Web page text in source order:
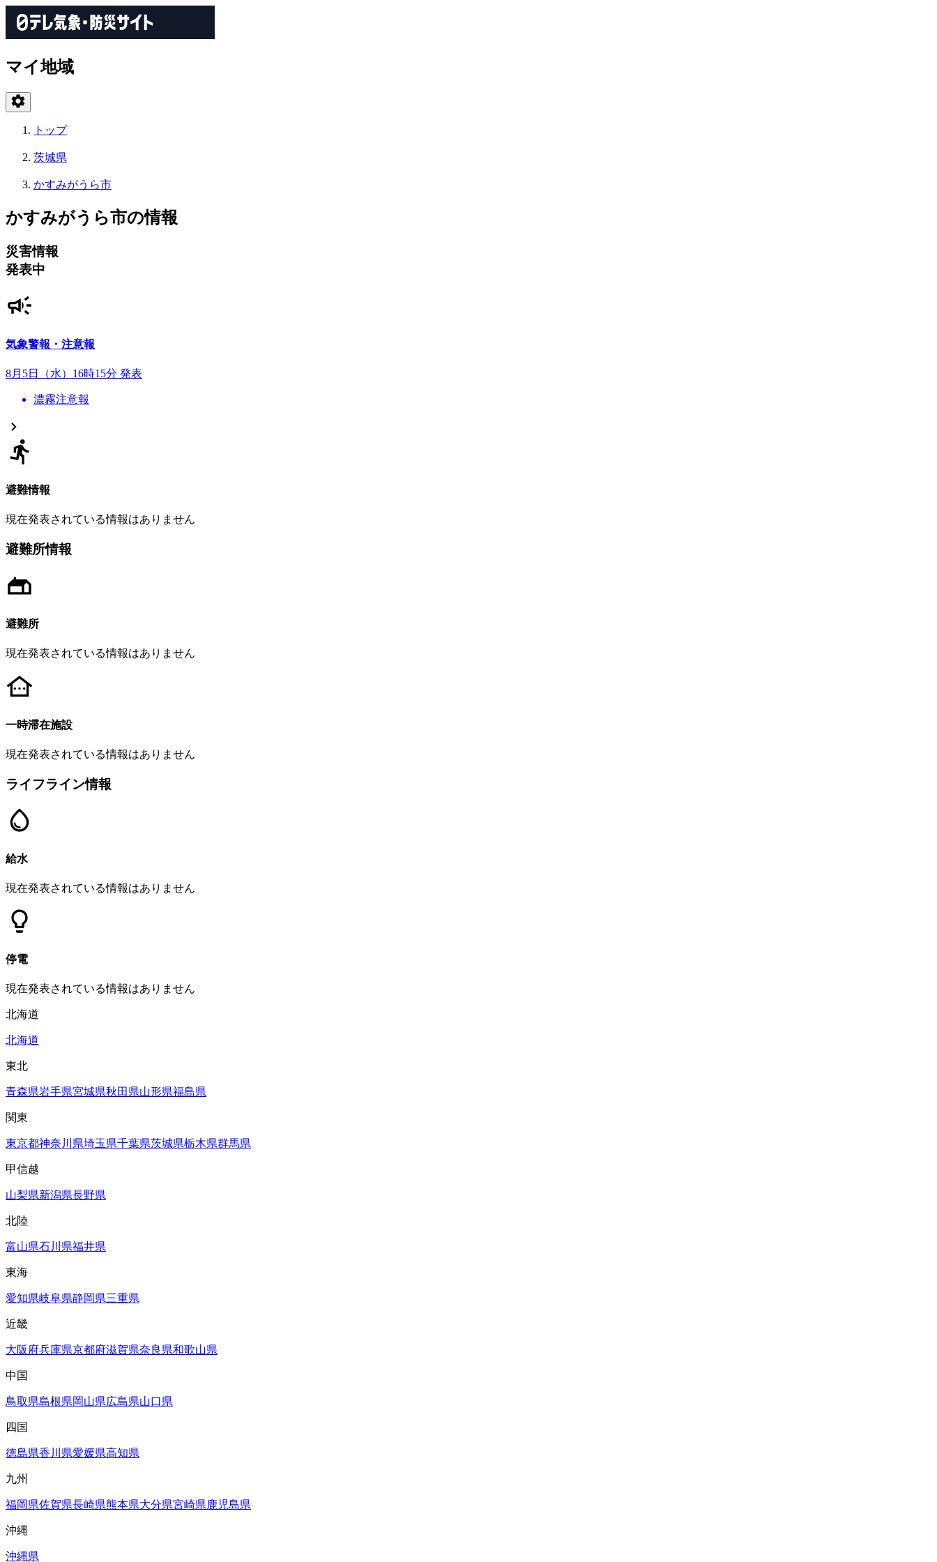
マイ地域
トップ
茨城県
かすみがうら市
かすみがうら市の情報
災害情報
発表中
気象警報・注意報
8月5日（水）16時15分 発表
濃霧注意報
避難情報
現在発表されている情報はありません
避難所情報
避難所
現在発表されている情報はありません
一時滞在施設
現在発表されている情報はありません
ライフライン情報
給水
現在発表されている情報はありません
停電
現在発表されている情報はありません
北海道
北海道
東北
青森県岩手県宮城県秋田県山形県福島県
関東
東京都神奈川県埼玉県千葉県茨城県栃木県群馬県
甲信越
山梨県新潟県長野県
北陸
富山県石川県福井県
東海
愛知県岐阜県静岡県三重県
近畿
大阪府兵庫県京都府滋賀県奈良県和歌山県
中国
鳥取県島根県岡山県広島県山口県
四国
徳島県香川県愛媛県高知県
九州
福岡県佐賀県長崎県熊本県大分県宮崎県鹿児島県
沖縄
沖縄県